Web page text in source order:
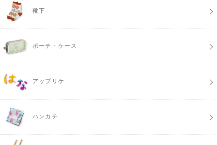
靴下
ポーチ・ケース
アップリケ
ハンカチ